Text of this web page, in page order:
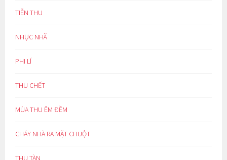
TIỄN THU
NHỤC NHÃ
PHI LÍ
THU CHẾT
MÙA THU ÊM ĐỀM
CHÁY NHÀ RA MẶT CHUỘT
THU TÀN